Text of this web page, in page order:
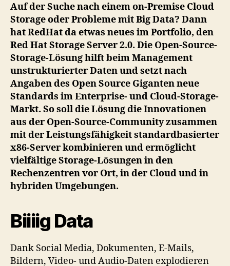
seinen
Storage
Server
2.0
Auf der Suche nach einem on-Premise Cloud
Storage oder Probleme mit Big Data? Dann
hat RedHat da etwas neues im Portfolio, den
Red Hat Storage Server 2.0. Die Open-Source-
Storage-Lösung hilft beim Management
unstrukturierter Daten und setzt nach
Angaben des Open Source Giganten neue
Standards im Enterprise- und Cloud-Storage-
Markt. So soll die Lösung die Innovationen
aus der Open-Source-Community zusammen
mit der Leistungsfähigkeit standardbasierter
x86-Server kombinieren und ermöglicht
vielfältige Storage-Lösungen in den
Rechenzentren vor Ort, in der Cloud und in
hybriden Umgebungen.
Biiiig Data
Dank Social Media, Dokumenten, E-Mails,
Bildern, Video- und Audio-Daten explodieren